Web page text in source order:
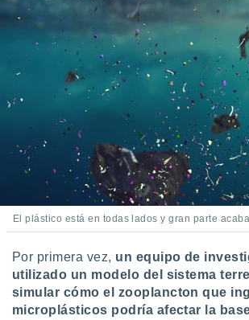
mediante
publicidad
El plástico está en todas lados y gran parte
Por primera vez, un equipo de
utilizado un modelo del sistema
simular cómo el zooplancton que
microplásticos podría afectar la